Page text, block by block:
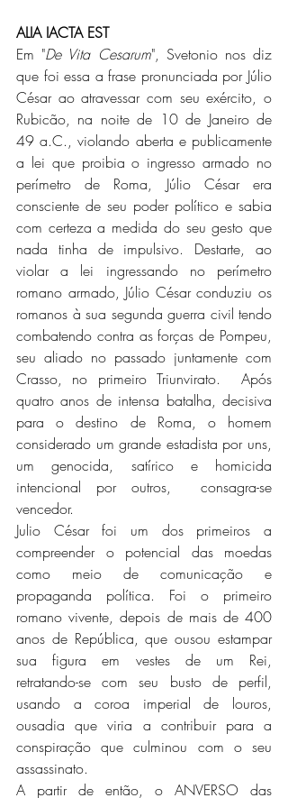
ALIA IACTA EST
Em "De Vita Cesarum", Svetonio nos diz
que foi essa a frase pronunciada por Júlio
César ao atravessar com seu exército, o
Rubicão, na noite de 10 de Janeiro de
49 a.C., violando aberta e publicamente
a lei que proibia o ingresso armado no
perímetro de Roma, Júlio César era
consciente de seu poder político e sabia
com certeza a medida do seu gesto que
nada tinha de impulsivo. Destarte, ao
violar a lei ingressando no perímetro
romano armado, Júlio César conduziu os
romanos à sua segunda guerra civil tendo
combatendo contra as forças de Pompeu,
seu aliado no passado juntamente com
Crasso, no primeiro Triunvirato.  Após
quatro anos de intensa batalha, decisiva
para o destino de Roma, o homem
considerado um grande estadista por uns,
um genocida, satírico e homicida
intencional por outros,  consagra-se
vencedor.
Julio César foi um dos primeiros a
compreender o potencial das moedas
como meio de comunicação e
propaganda política. Foi o primeiro
romano vivente, depois de mais de 400
anos de República, que ousou estampar
sua figura em vestes de um Rei,
retratando-se com seu busto de perfil,
usando a coroa imperial de louros,
ousadia que viria a contribuir para a
conspiração que culminou com o seu
assassinato.
A partir de então, o ANVERSO das